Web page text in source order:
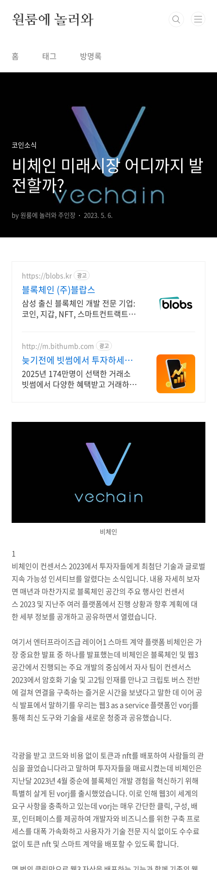
원룸에 놀러와
홈 태그 방명록
코인소식
비체인 미래시장 어디까지 발
전할까?
by 원룸에 놀러와 주인장 2023. 5. 6.
https://blobs.kr 광고
블록체인 (주)블랍스
삼성 출신 블록체인 개발 전문 기업:
코인, 지갑, NFT, 스마트컨트랙트
http://m.bithumb.com 광고
늦기전에 빗썸에서 투자하세요
신규 가입 시 5만원 혜택
2025년 174만명이 선택한 거래소
빗썸에서 다양한 혜택받고 거래하세
비체인
1
비체인이 컨센서스 2023에서 투자자들에게 최첨단 기술과 글로벌
지속 가능성 인셔티브를 알렸다는 소식입니다. 내용 자세히 보자
면 매년과 마찬가지로 블록체인 공간의 주요 행사인 컨센서
스 2023 및 지난주 여러 플랫폼에서 진행 상황과 향후 계획에 대
한 세부 정보를 공개하고 공유하면서 열렸습니다.
여기서 엔터프라이즈급 레이어1 스마트 계약 플랫폼 비체인은 가
장 중요한 발표 중 하나를 발표했는데 비체인은 블록체인 및 웹3
공간에서 진행되는 주요 개발의 중심에서 자사 팀이 컨센서스
2023에서 암호화 기술 및 고2팀 인재를 만나고 크립토 버스 전반
에 걸쳐 연결을 구축하는 즐거운 시간을 보냈다고 말한 데 이어 공
식 발표에서 말하기를 우리는 웹3 as a service 플랫폼인 vorj를
통해 최신 도구와 기술을 새로운 청중과 공유했습니다.
각광을 받고 코드와 비용 없이 토큰과 nft를 배포하여 사람들의 관
심을 끌었습니다라고 말하며 투자자들을 매료시켰는데 비체인은
지난달 2023년 4월 중순에 블록체인 개발 경험을 혁신하기 위해
특별히 살게 된 vorj를 출시했었습니다. 이로 인해 웹3이 세계의
요구 사항을 충족하고 있는데 vorj는 매우 간단한 클릭, 구성, 배
포, 인터페이스를 제공하여 개발자와 비즈니스를 위한 구축 프로
세스를 대폭 가속화하고 사용자가 기술 전문 지식 없이도 수수료
없이 토큰 nft 및 스마트 계약을 배포할 수 있도록 합니다.